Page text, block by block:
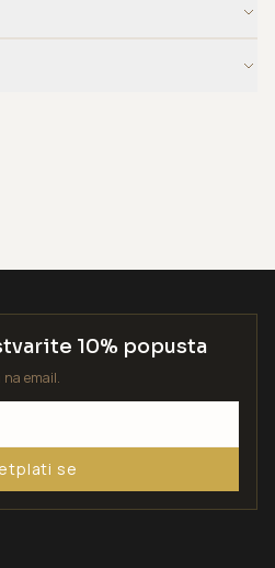
10% popusta
email.
se